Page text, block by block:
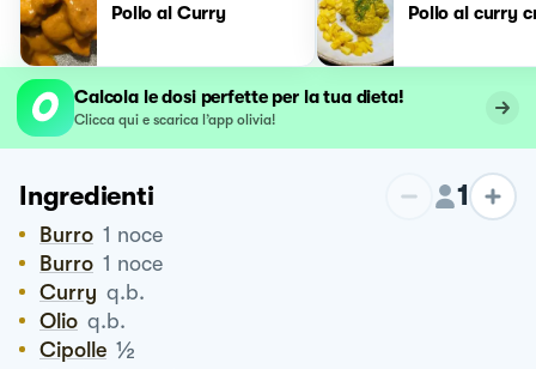
Pollo al Curry Pollo al curry
Calcola le dosi perfette per la tua dieta!
Clicca qui e scarica l’app olivia!
Ingredienti 1
Burro 1 noce
Burro 1 noce
Curry q.b.
Olio q.b.
Cipolle ½